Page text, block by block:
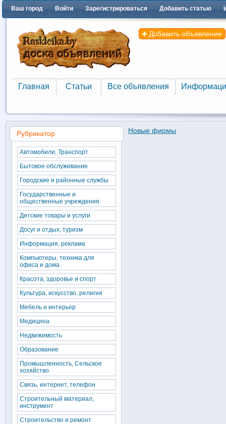
Ваш город Войти Зарегистрироваться Добавить статью
Добавить объявление
Главная
Главная
Статьи
Статьи
Все объявления
Все объявления
Новые фирмы
Рубрикатор
Автомобили, Транспорт
Бытовое обслуживание
Городские и районные службы
Государственные и
общественные учреждения
Детские товары и услуги
Досуг и отдых, туризм
Информация, реклама
Компьютеры, техника для
офиса и дома
Красота, здоровье и спорт
Культура, искусство, религия
Мебель и интерьер
Медицина
Недвижимость
Образование
Промышленность, Сельское
хозяйство
Связь, интернет, телефон
Строительный материал,
инструмент
Строительство и ремонт